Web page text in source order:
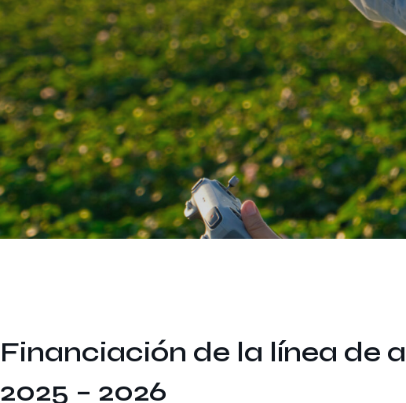
Financiación de la línea de
2025 – 2026